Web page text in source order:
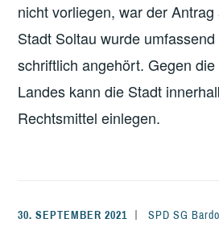
nicht vorliegen, war der
Stadt Soltau wurde
schriftlich angehört. Gegen
Landes kann die Stadt
Rechtsmittel einlegen.
30. SEPTEMBER 2021 SPD SG